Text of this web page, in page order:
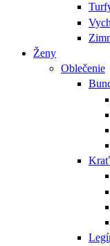
Ženy
Oblečenie